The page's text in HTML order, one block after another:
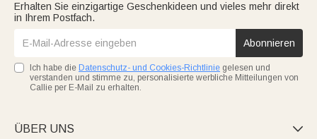
Erhalten Sie einzigartige Geschenkideen und vieles mehr direkt
in Ihrem Postfach.
Abonnieren
Ich habe die Datenschutz- und Cookies-Richtlinie gelesen und
verstanden und stimme zu, personalisierte werbliche Mitteilungen von
Callie per E-Mail zu erhalten.
ÜBER UNS 